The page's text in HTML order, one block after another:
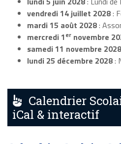
vendredi 14 juillet 2028:
mardi 15 août 2028:
mercredi 1er novembre
samedi 11 novembre 2028
lundi 25 décembre 2028:
Calendrier
iCal & interactif